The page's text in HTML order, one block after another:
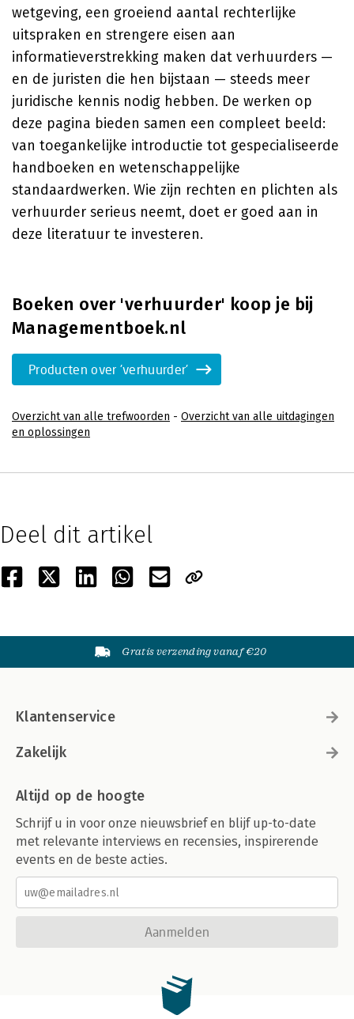
wetgeving, een groeiend aantal rechterlijke
uitspraken en strengere eisen aan
informatieverstrekking maken dat verhuurders —
en de juristen die hen bijstaan — steeds meer
juridische kennis nodig hebben. De werken op
deze pagina bieden samen een compleet beeld:
van toegankelijke introductie tot gespecialiseerde
handboeken en wetenschappelijke
standaardwerken. Wie zijn rechten en plichten als
verhuurder serieus neemt, doet er goed aan in
deze literatuur te investeren.
Boeken over 'verhuurder' koop je bij
Managementboek.nl
Producten over 'verhuurder'
Overzicht van alle trefwoorden - Overzicht van alle uitdagingen
en oplossingen
Deel dit artikel
Gratis verzending vanaf €20
Klantenservice
Zakelijk
Altijd op de hoogte
Schrijf u in voor onze nieuwsbrief en blijf up-to-date
met relevante interviews en recensies, inspirerende
events en de beste acties.
Aanmelden